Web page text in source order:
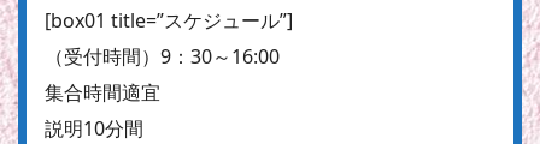
[box01 title=”スケジュール”]
（受付時間）9：30～16:00
集合時間適宜
説明10分間